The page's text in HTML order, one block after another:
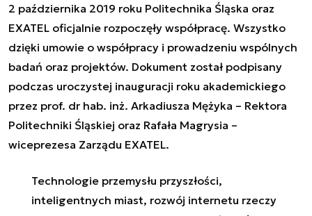
2 października 2019 roku Politechnika Śląska oraz
EXATEL oficjalnie rozpoczęły współpracę. Wszystko
dzięki umowie o współpracy i prowadzeniu wspólnych
badań oraz projektów. Dokument został podpisany
podczas uroczystej inauguracji roku akademickiego
przez prof. dr hab. inż. Arkadiusza Mężyka – Rektora
Politechniki Śląskiej oraz Rafała Magrysia –
wiceprezesa Zarządu EXATEL.
Technologie przemysłu przyszłości,
inteligentnych miast, rozwój internetu rzeczy